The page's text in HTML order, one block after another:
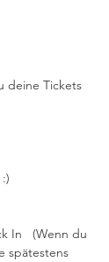
deine Tickets
In   (Wenn du
spätestens